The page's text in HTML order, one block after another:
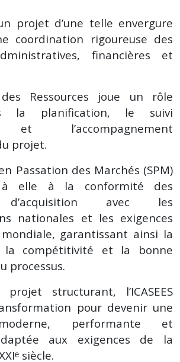
projet d’une telle envergure
coordination rigoureuse des
financières et
Ressources joue un rôle
la planification, le suivi
et l’accompagnement
projet.
Passation des Marchés (SPM)
elle à la conformité des
d’acquisition avec les
nationales et les exigences
garantissant ainsi la
la compétitivité et la bonne
processus.
structurant, l’ICASEES
pour devenir une
performante et
aux exigences de la
siècle.